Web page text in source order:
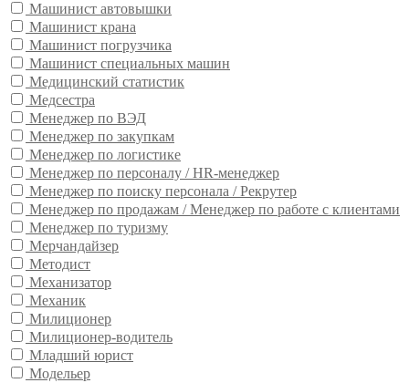
Машинист автовышки
Машинист крана
Машинист погрузчика
Машинист специальных машин
Медицинский статистик
Медсестра
Менеджер по ВЭД
Менеджер по закупкам
Менеджер по логистике
Менеджер по персоналу / HR-менеджер
Менеджер по поиску персонала / Рекрутер
Менеджер по продажам / Менеджер по работе с клиентами
Менеджер по туризму
Мерчандайзер
Методист
Механизатор
Механик
Милиционер
Милиционер-водитель
Младший юрист
Модельер